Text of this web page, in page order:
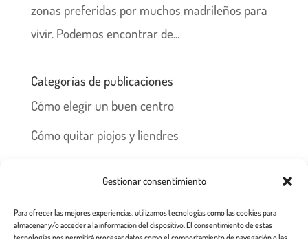
Gestionar consentimiento
Para ofrecer las mejores experiencias, utilizamos tecnologías como las cookies para
almacenar y/o acceder a la información del dispositivo. El consentimiento de estas
zonas preferidas por muchos madrileños para
vivir. Podemos encontrar de...
Categorías de publicaciones
Cómo elegir un buen centro
Cómo quitar piojos y liendres
Prevención y recomendaciones